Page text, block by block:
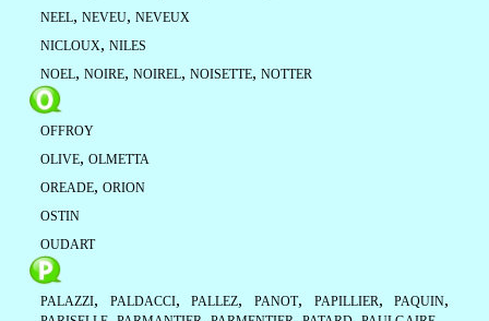
NEEL, NEVEU, NEVEUX
NICLOUX, NILES
NOEL, NOIRE, NOIREL, NOISETTE, NOTTER
OFFROY
OLIVE, OLMETTA
OREADE, ORION
OSTIN
OUDART
PALAZZI, PALDACCI,PALLEZ, PANOT, PAPILLIER,PAQUIN,